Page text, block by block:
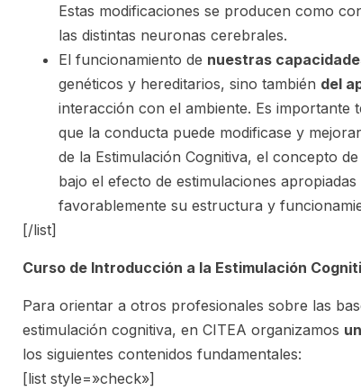
Estas modificaciones se producen como
las distintas neuronas cerebrales.
El funcionamiento de nuestras
genéticos y hereditarios, sino también del
interacción con el ambiente. Es
que la conducta puede modificase y
de la Estimulación Cognitiva, el concepto
bajo el efecto de estimulaciones
favorablemente su estructura y
[/list]
Curso de Introducción a la Estimulación
Para orientar a otros profesionales sobre las
estimulación cognitiva, en CITEA organizamos
los siguientes contenidos fundamentales:
[list style=»check»]